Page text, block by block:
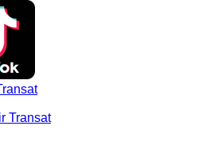
Transat